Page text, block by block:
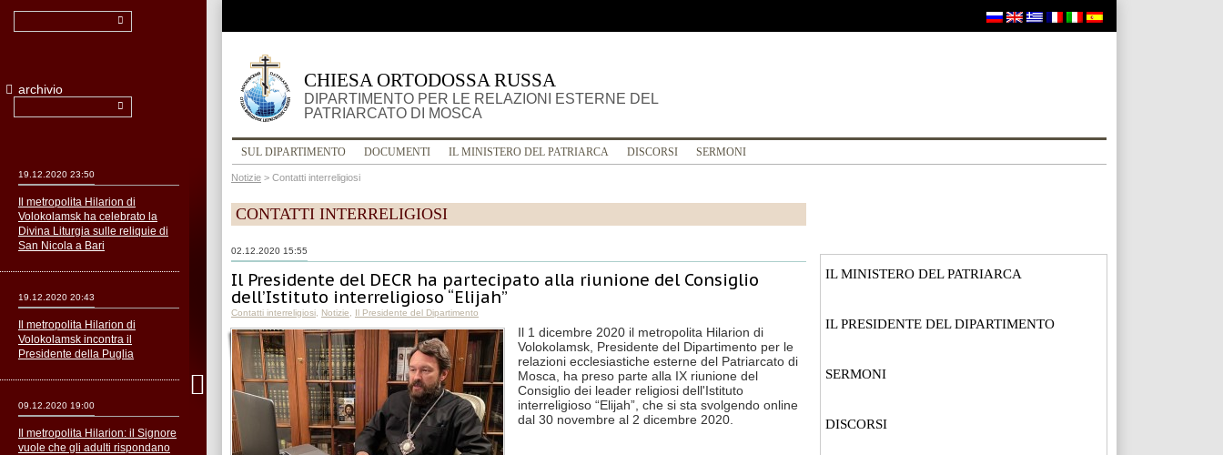
CHIESA ORTODOSSA RUSSA
DIPARTIMENTO PER LE RELAZIONI ESTERNE DEL
PATRIARCATO DI MOSCA
SUL DIPARTIMENTO DOCUMENTI IL MINISTERO DEL PATRIARCA DISCORSI SERMONI
Notizie > Contatti interreligiosi
CONTATTI INTERRELIGIOSI
02.12.2020 15:55
Il Presidente del DECR ha partecipato alla riunione del Consiglio
dell’Istituto interreligioso “Elijah”
Contatti interreligiosi Notizie Il Presidente del Dipartimento
Il 1 dicembre 2020 il metropolita Hilarion di
Volokolamsk, Presidente del Dipartimento per le
relazioni ecclesiastiche esterne del Patriarcato di
Mosca, ha preso parte alla IX riunione del
Consiglio dei leader religiosi dell'Istituto
interreligioso “Elijah”, che si sta svolgendo online
dal 30 novembre al 2 dicembre 2020.
IL MINISTERO DEL PATRIARCA
IL PRESIDENTE DEL DIPARTIMENTO
SERMONI
DISCORSI
archivio
19.12.2020 23:50
Il metropolita Hilarion di
Volokolamsk ha celebrato la
Divina Liturgia sulle reliquie di
San Nicola a Bari
19.12.2020 20:43
Il metropolita Hilarion di
Volokolamsk incontra il
Presidente della Puglia
09.12.2020 19:00
Il metropolita Hilarion: il Signore
vuole che gli adulti rispondano